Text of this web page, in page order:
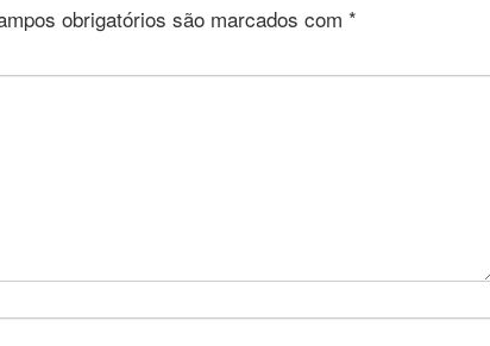
obrigatórios são marcados com *